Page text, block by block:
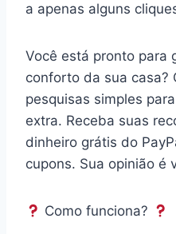
a apenas alguns
Você está pronto para
conforto da sua casa?
pesquisas simples
extra. Receba suas
dinheiro grátis do
cupons. Sua opinião é
Como funciona?